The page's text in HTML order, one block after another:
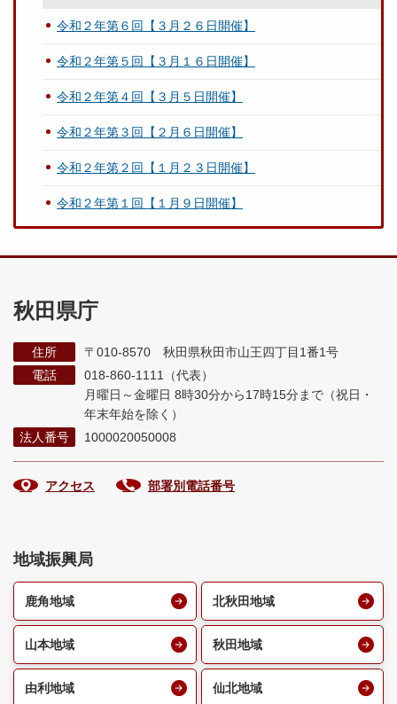
令和２年第６回【３月２６日開催】
令和２年第５回【３月１６日開催】
令和２年第４回【３月５日開催】
令和２年第３回【２月６日開催】
令和２年第２回【１月２３日開催】
令和２年第１回【１月９日開催】
秋田県庁
住所
〒010-8570 秋田県秋田市山王四丁目1番1号
電話
018-860-1111（代表）
月曜日～金曜日 8時30分から17時15分まで （祝日・
年末年始を除く）
法人番号
1000020050008
アクセス 部署別電話番号
地域振興局
鹿角地域 北秋田地域
山本地域 秋田地域
由利地域 仙北地域